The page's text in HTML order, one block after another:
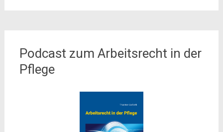
Podcast zum Arbeitsrecht in der
Pflege